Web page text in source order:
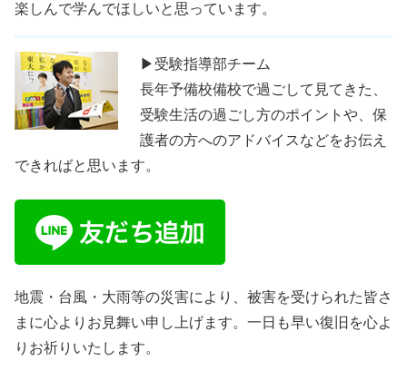
楽しんで学んでほしいと思っています。
▶受験指導部チーム
長年予備校備校で過ごして見てきた、
受験生活の過ごし方のポイントや、保
護者の方へのアドバイスなどをお伝え
できればと思います。
地震・台風・大雨等の災害により、被害を受けられた皆さ
まに心よりお見舞い申し上げます。一日も早い復旧を心よ
りお祈りいたします。